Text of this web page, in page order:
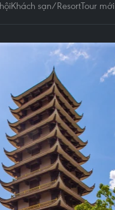
Khách sạn/ResortTour mới